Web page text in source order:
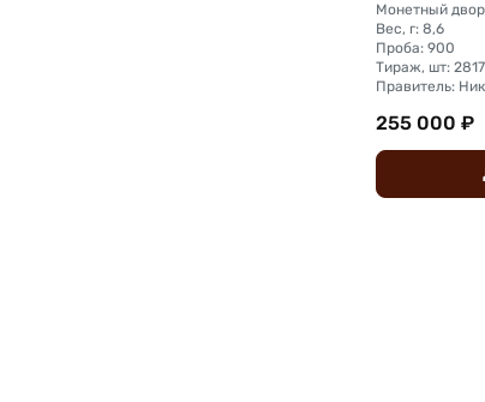
Вес, г: 8,6
Проба: 900
Тираж, шт:
Правитель:
255 000 ₽